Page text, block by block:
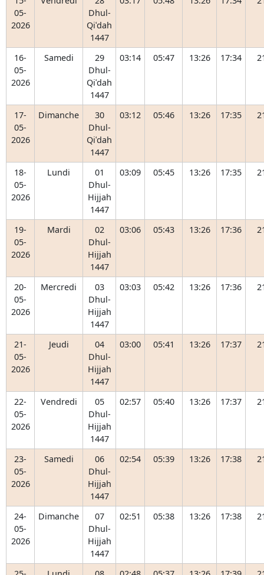
05-
2026
Dhul-
Qiʿdah
1447
16-
05-
2026
Samedi
29
Dhul-
Qiʿdah
1447
03:14 05:47 13:26 17:34
17-
05-
2026
Dimanche
30
Dhul-
Qiʿdah
1447
03:12 05:46 13:26 17:35
18-
05-
2026
Lundi
01
Dhul-
Hijjah
1447
03:09 05:45 13:26 17:35
19-
05-
2026
Mardi
02
Dhul-
Hijjah
1447
03:06 05:43 13:26 17:36
20-
05-
2026
Mercredi
03
Dhul-
Hijjah
1447
03:03 05:42 13:26 17:36
21-
05-
2026
Jeudi
04
Dhul-
Hijjah
1447
03:00 05:41 13:26 17:37
22-
05-
2026
Vendredi
05
Dhul-
Hijjah
1447
02:57 05:40 13:26 17:37
23-
05-
2026
Samedi
06
Dhul-
Hijjah
1447
02:54 05:39 13:26 17:38
24-
05-
2026
Dimanche
07
Dhul-
Hijjah
1447
02:51 05:38 13:26 17:38